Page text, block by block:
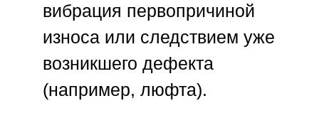
вибрация первопричиной
износа или следствием уже
возникшего дефекта
(например, люфта).